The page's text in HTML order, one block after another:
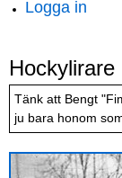
Logga in
Hockylirare
Tänk att Bengt
ju bara honom